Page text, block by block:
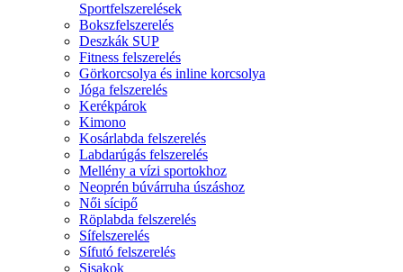
Sportfelszerelések
Bokszfelszerelés
Deszkák SUP
Fitness felszerelés
Görkorcsolya és inline korcsolya
Jóga felszerelés
Kerékpárok
Kimono
Kosárlabda felszerelés
Labdarúgás felszerelés
Mellény a vízi sportokhoz
Neoprén búvárruha úszáshoz
Női sícipő
Röplabda felszerelés
Sífelszerelés
Sífutó felszerelés
Sisakok